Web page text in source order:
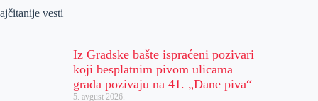
vesti
Iz Gradske bašte ispraćeni pozivari
koji besplatnim pivom ulicama
grada pozivaju na 41. „Dane piva“
5. avgust 2026.